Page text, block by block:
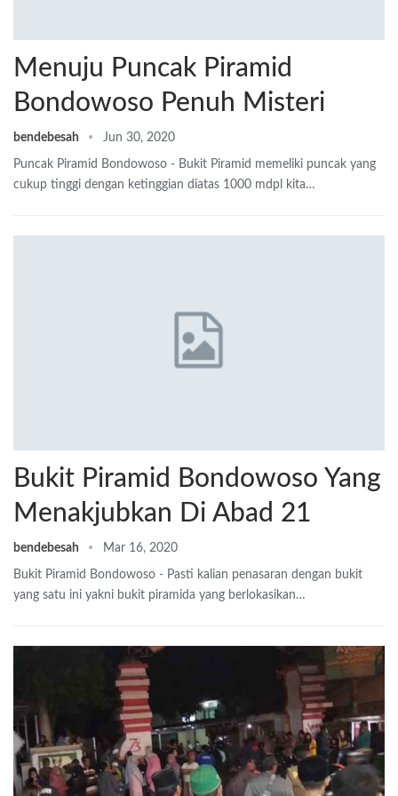
Menuju Puncak Piramid
Bondowoso Penuh Misteri
bendebesah Jun 30, 2020
Puncak Piramid Bondowoso - Bukit Piramid memeliki puncak yang
cukup tinggi dengan ketinggian diatas 1000 mdpl kita…
Bukit Piramid Bondowoso Yang
Menakjubkan Di Abad 21
bendebesah Mar 16, 2020
Bukit Piramid Bondowoso - Pasti kalian penasaran dengan bukit
yang satu ini yakni bukit piramida yang berlokasikan…